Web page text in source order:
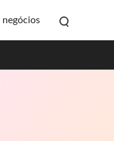
negócios